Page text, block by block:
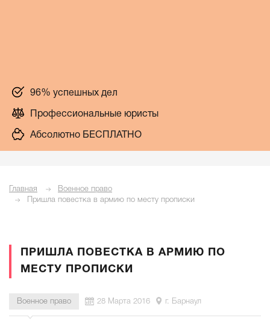
96% успешных дел
Профессиональные юристы
Абсолютно БЕСПЛАТНО
Главная
Военное право
Пришла повестка в армию по месту прописки
ПРИШЛА ПОВЕСТКА В АРМИЮ ПО
МЕСТУ ПРОПИСКИ
Военное право 28 Марта 2016 г. Барнаул